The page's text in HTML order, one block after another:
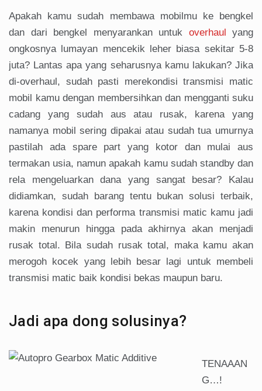
Apakah kamu sudah membawa mobilmu ke bengkel
dan dari bengkel menyarankan untuk overhaul
yang
ongkosnya lumayan mencekik leher biasa sekitar 5-8
juta? Lantas apa yang seharusnya kamu lakukan? Jika
di-overhaul, sudah pasti merekondisi transmisi matic
mobil kamu dengan membersihkan dan mengganti suku
cadang yang sudah aus atau rusak, karena yang
namanya mobil sering dipakai atau sudah tua umurnya
pastilah ada spare part yang kotor dan mulai aus
termakan usia, namun apakah kamu sudah standby dan
rela mengeluarkan dana yang sangat besar? Kalau
didiamkan, sudah barang tentu bukan solusi terbaik,
karena kondisi dan performa transmisi matic kamu jadi
makin menurun hingga pada akhirnya akan menjadi
rusak total. Bila sudah rusak total, maka kamu akan
merogoh kocek yang lebih besar lagi untuk membeli
transmisi matic baik kondisi bekas maupun baru.
Jadi apa dong solusinya?
TENAAAN
G…!